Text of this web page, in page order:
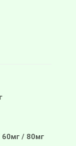
60мг / 80мг